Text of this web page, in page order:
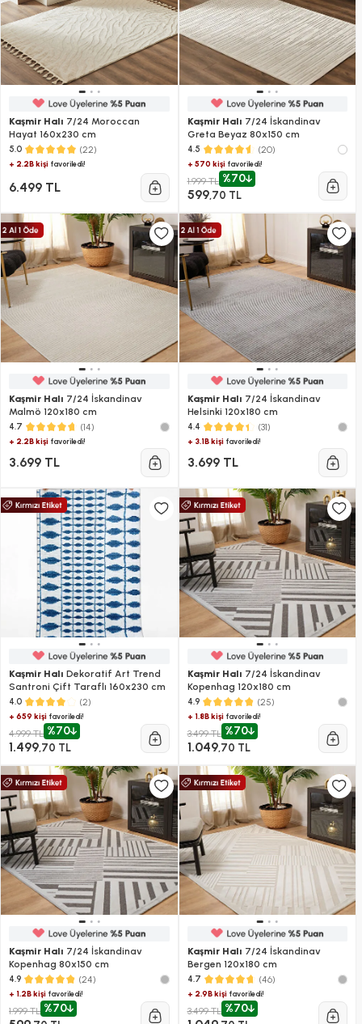
Kaşmir Halı 7/24 Moroccan
Hayat 160x230 cm
5.0 (22)
+ 2.2B kişi favoriledi!
6.499 TL
Kaşmir Halı 7/24 İskandinav
Greta Beyaz 80x150 cm
4.5 (20)
+ 570 kişifavoriledi!
1.999 TL %70
599,70 TL
Kaşmir Halı 7/24 İskandinav
Malmö 120x180 cm
4.7 (14)
+ 2.2B kişi favoriledi!
3.699 TL
Kaşmir Halı 7/24 İskandinav
Helsinki 120x180 cm
4.4 (31)
+ 3.1B kişifavoriledi!
3.699 TL
Kaşmir Halı Dekoratif Art Trend
Santroni Çift Taraflı 160x230 cm
4.0 (2)
+ 659 kişi favoriledi!
4.999 TL %70
1.499,70 TL
Kaşmir Halı 7/24 İskandinav
Kopenhag 120x180 cm
4.9 (25)
+ 1.8B kişifavoriledi!
3.499 TL %70
1.049,70 TL
Kaşmir Halı 7/24 İskandinav
Kopenhag 80x150 cm
4.9 (24)
+ 1.2B kişi favoriledi!
1.999 TL %70
Kaşmir Halı 7/24 İskandinav
Bergen 120x180 cm
4.7 (46)
+ 2.9B kişifavoriledi!
3.499 TL %70